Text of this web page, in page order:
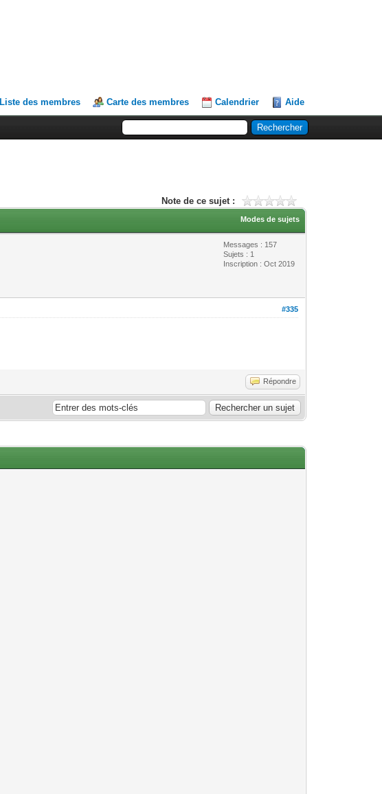
Liste des membres Carte des membres Calendrier Aide
Note de ce sujet :
Modes de sujets
Messages : 157
Sujets : 1
Inscription : Oct 2019
#335
Répondre